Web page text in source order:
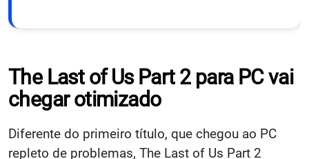
The Last of Us Part 2 para PC vai
chegar otimizado
Diferente do primeiro título, que chegou ao PC
repleto de problemas, The Last of Us Part 2